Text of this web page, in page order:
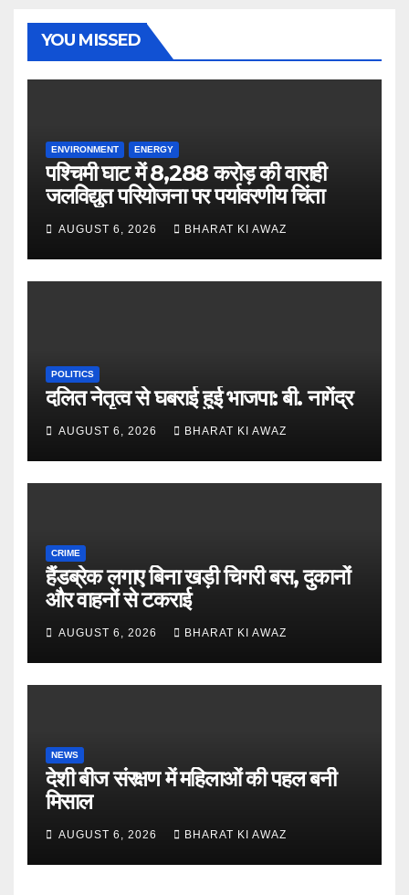
YOU MISSED
ENVIRONMENT ENERGY
पश्चिमी घाट में 8,288 करोड़ की वाराही
जलविद्युत परियोजना पर पर्यावरणीय चिंता
AUGUST 6, 2026 BHARAT KI AWAZ
POLITICS
दलित नेतृत्व से घबराई हुई भाजपा: बी. नागेंद्र
AUGUST 6, 2026 BHARAT KI AWAZ
CRIME
हैंडब्रेक लगाए बिना खड़ी चिगरी बस, दुकानों
और वाहनों से टकराई
AUGUST 6, 2026 BHARAT KI AWAZ
NEWS
देशी बीज संरक्षण में महिलाओं की पहल बनी
मिसाल
AUGUST 6, 2026 BHARAT KI AWAZ